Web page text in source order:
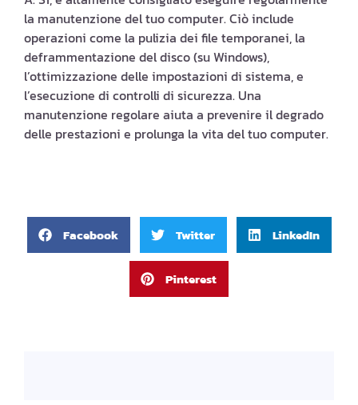
la manutenzione del tuo computer. Ciò include
operazioni come la pulizia dei file temporanei, la
deframmentazione del disco (su Windows),
l’ottimizzazione delle impostazioni di sistema, e
l’esecuzione di controlli di sicurezza. Una
manutenzione regolare aiuta a prevenire il degrado
delle prestazioni e prolunga la vita del tuo computer.
Facebook Twitter LinkedIn
Pinterest